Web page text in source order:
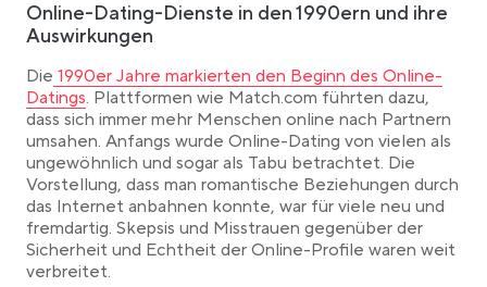
Online-Dating-Dienste in den 1990ern und ihre
Auswirkungen
Die Link opens in a new tab
1990er Jahre markierten den Beginn des Online-
Datings. Plattformen wie Match.com führten dazu,
dass sich immer mehr Menschen online nach Partnern
umsahen. Anfangs wurde Online-Dating von vielen als
ungewöhnlich und sogar als Tabu betrachtet. Die
Vorstellung, dass man romantische Beziehungen durch
das Internet anbahnen konnte, war für viele neu und
fremdartig. Skepsis und Misstrauen gegenüber der
Sicherheit und Echtheit der Online-Profile waren weit
verbreitet.